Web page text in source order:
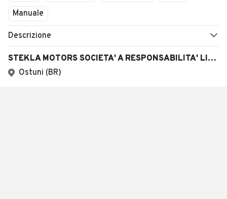
Manuale
Descrizione
STEKLA MOTORS SOCIETA' A RESPONSABILITA' LIMITATA SEMPLIFICATA
Ostuni (BR)